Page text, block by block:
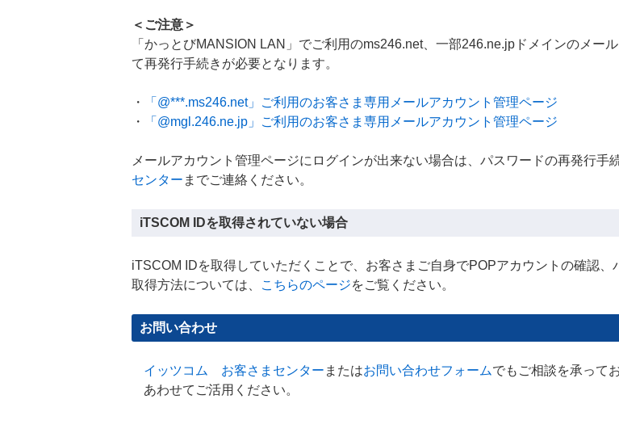
＜ご注意＞
「かっとびMANSION LAN」でご利用のms246.net、一部246.ne.jpドメインのメー
て再発行手続きが必要となります。
・
「@***.ms246.net」ご利用のお客さま専用メールアカウント管理ページ
・
「@mgl.246.ne.jp」ご利用のお客さま専用メールアカウント管理ページ
メールアカウント管理ページにログインが出来ない場合は、パスワードの再発行手
センター までご連絡ください。
iTSCOM IDを取得されていない場合
iTSCOM IDを取得していただくことで、お客さまご自身でPOPアカウントの確認、
取得方法については、
こちらのページをご覧ください。
お問い合わせ
イッツコム お客さまセンター またはお問い合わせフォームでもご相談を承って
あわせてご活用ください。